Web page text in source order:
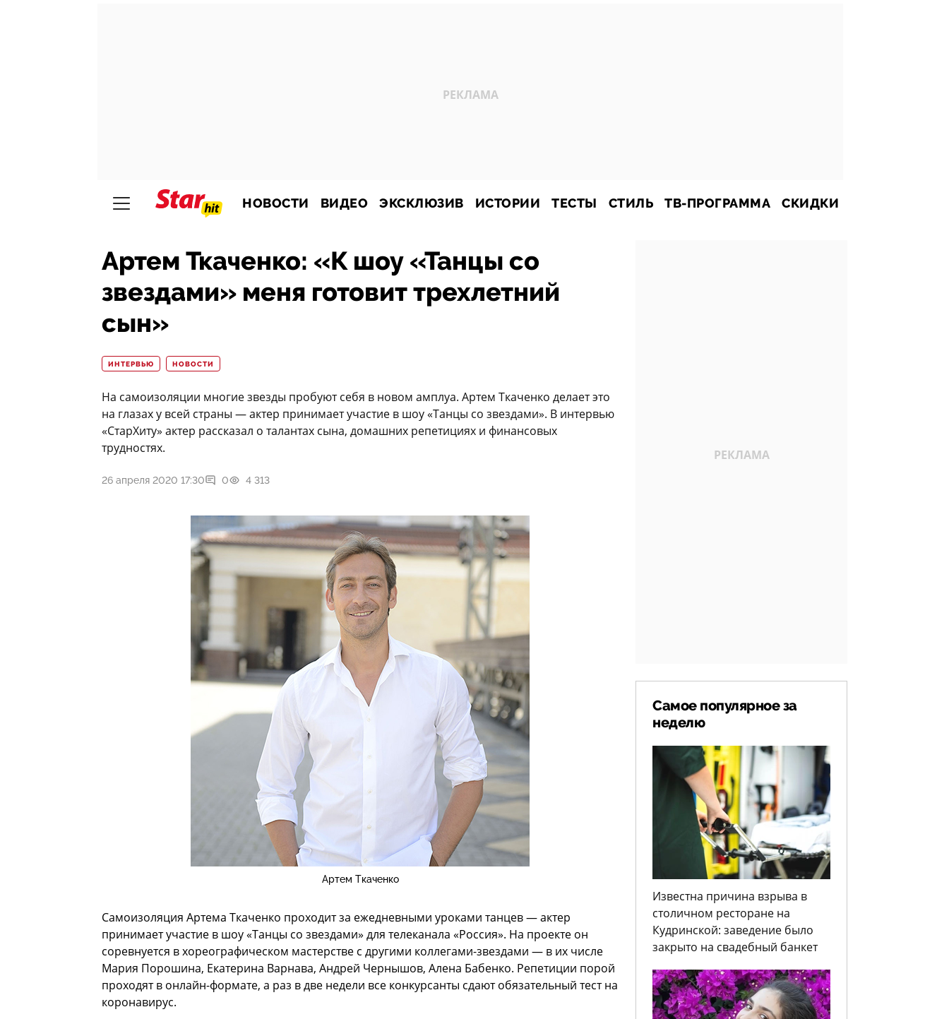
НОВОСТИ ВИДЕО ЭКСКЛЮЗИВ ИСТОРИИ ТЕСТЫ СТИЛЬ ТВ-ПРОГРАММА СКИДКИ
Артем Ткаченко: «К шоу «Танцы со
звездами» меня готовит трехлетний
сын»
ИНТЕРВЬЮ НОВОСТИ
На самоизоляции многие звезды пробуют себя в новом амплуа. Артем Ткаченко делает это
на глазах у всей страны — актер принимает участие в шоу «Танцы со звездами». В интервью
«СтарХиту» актер рассказал о талантах сына, домашних репетициях и финансовых
трудностях.
26 апреля 2020 17:30 0 4 313
Артем Ткаченко
Самоизоляция Артема Ткаченко проходит за ежедневными уроками танцев — актер
принимает участие в шоу «Танцы со звездами» для телеканала «Россия». На проекте он
соревнуется в хореографическом мастерстве с другими коллегами-звездами — в их числе
Мария Порошина, Екатерина Варнава, Андрей Чернышов, Алена Бабенко. Репетиции порой
проходят в онлайн-формате, а раз в две недели все конкурсанты сдают обязательный тест на
коронавирус.
Самое популярное за
неделю
Известна причина взрыва в
столичном ресторане на
Кудринской: заведение было
закрыто на свадебный банкет